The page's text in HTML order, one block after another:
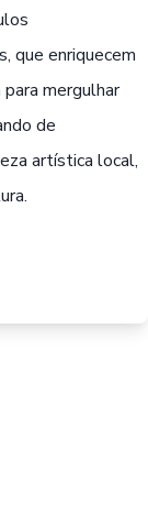
que enriquecem
mergulhar
de
artística local,